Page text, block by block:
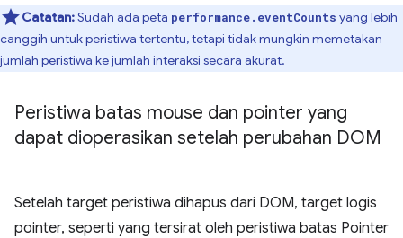
Catatan:Sudah ada peta performance.eventCounts yang lebih
canggih untuk peristiwa tertentu, tetapi tidak mungkin memetakan
jumlah peristiwa ke jumlah interaksi secara akurat.
Peristiwa batas mouse dan pointer yang
dapat dioperasikan setelah perubahan DOM
Setelah target peristiwa dihapus dari DOM, target logis
pointer, seperti yang tersirat oleh peristiwa batas Pointer